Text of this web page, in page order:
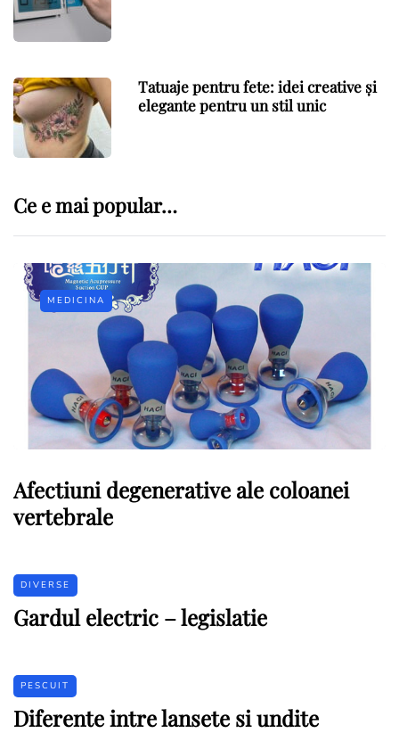
Tatuaje pentru fete: idei creative și
elegante pentru un stil unic
Ce e mai popular…
MEDICINA
Afectiuni degenerative ale coloanei
vertebrale
DIVERSE
Gardul electric – legislatie
PESCUIT
Diferente intre lansete si undite